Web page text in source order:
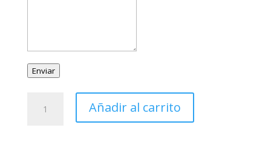
Enviar
solitario
Añadir al carrito